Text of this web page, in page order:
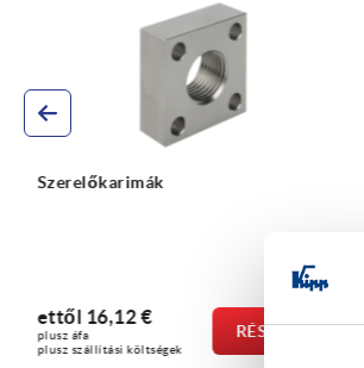
Belső kulcsnyílású hernyócsavarok
ettől 0,11 €
plusz áfa
plusz szállítási költségek
RÉSZLETEK